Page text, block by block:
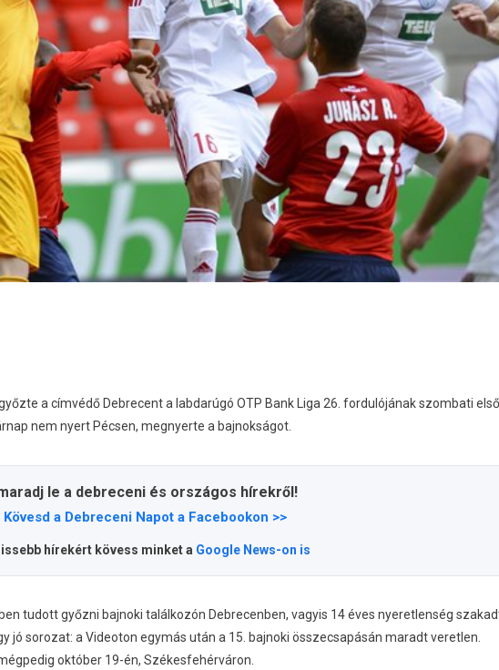
a címvédő Debrecent a labdarúgó OTP Bank Liga 26. fordulójának szombati első
nem nyert Pécsen, megnyerte a bajnokságot.
le a debreceni és országos hírekről!
Kövesd a Debreceni Napot a Facebookon >>
hírekért kövess minket a Google News-on is
tudott győzni bajnoki találkozón Debrecenben, vagyis 14 éves nyeretlenség
sorozat: a Videoton egymás után a 15. bajnoki összecsapásán maradt veretlen.
október 19-én, Székesfehérváron.